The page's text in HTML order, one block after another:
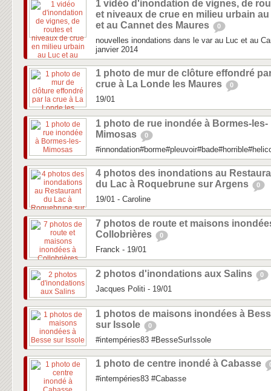
1 vidéo d'inondation de vignes, de
et niveaux de crue en milieu urbain
et au Cannet des Maures
0
nouvelles inondations dans le var au Luc et au
janvier 2014
1 photo de mur de clôture effondré
crue à La Londe les Maures
0
19/01
1 photo de rue inondée à Bormes-les-
Mimosas
0
4 photos des inondations au
du Lac à Roquebrune sur Argens
0
19/01 - Caroline
7 photos de route et maisons
Collobrières
0
Franck - 19/01
2 photos d'inondations aux Salins 0
Jacques Politi - 19/01
1 photos de maisons inondées à
sur Issole
0
#intempéries83 #BesseSurIssole
1 photo de centre inondé à Cabasse
#intempéries83 #Cabasse